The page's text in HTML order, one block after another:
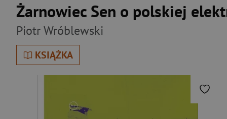
Żarnowiec Sen o polskiej
Piotr Wróblewski
KSIĄŻKA